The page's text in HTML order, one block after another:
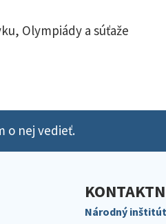
, Olympiády a súťaže
o nej vedieť.
Národný